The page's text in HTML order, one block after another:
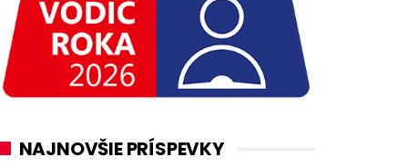
NAJNOVŠIE PRÍSPEVKY